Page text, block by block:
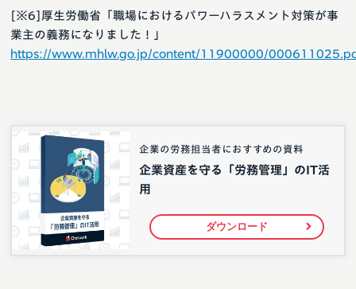
[※6]厚生労働省「職場におけるパワーハラスメント対策が事
業主の義務になりました！」
https://www.mhlw.go.jp/content/11900000/
企業の労務担当者におすすめの資料
企業資産を守る「労務管理」のIT活
用
ダウンロード